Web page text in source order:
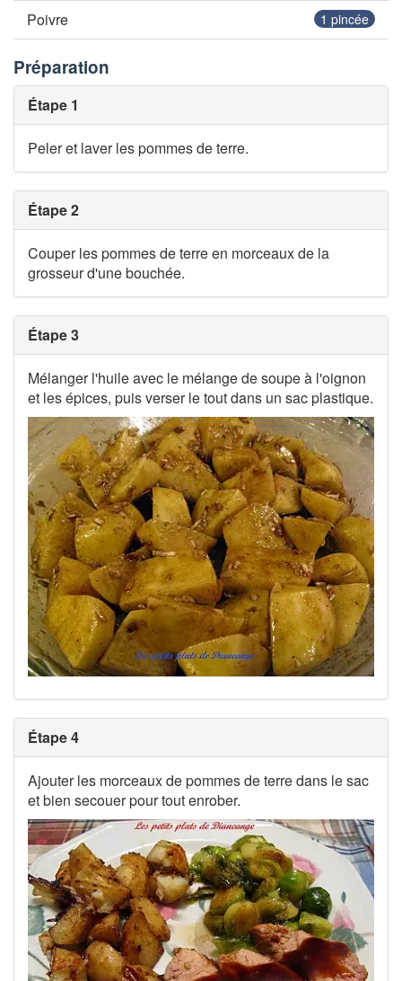
Poivre 1 pincée
Préparation
Étape 1
Peler et laver les pommes de terre.
Étape 2
Couper les pommes de terre en morceaux de la
grosseur d'une bouchée.
Étape 3
Mélanger l'huile avec le mélange de soupe à l'oignon
et les épices, puis verser le tout dans un sac plastique.
Étape 4
Ajouter les morceaux de pommes de terre dans le sac
et bien secouer pour tout enrober.